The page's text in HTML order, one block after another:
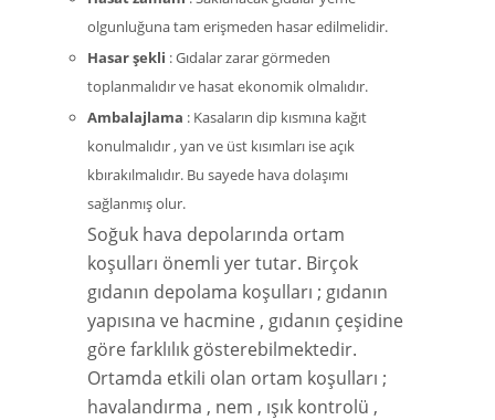
olgunluğuna tam erişmeden hasar edilmelidir.
Hasar şekli : Gıdalar zarar görmeden
toplanmalıdır ve hasat ekonomik olmalıdır.
Ambalajlama : Kasaların dip kısmına kağıt
konulmalıdır , yan ve üst kısımları ise açık
kbırakılmalıdır. Bu sayede hava dolaşımı
sağlanmış olur.
Soğuk hava depolarında ortam
koşulları önemli yer tutar. Birçok
gıdanın depolama koşulları ; gıdanın
yapısına ve hacmine , gıdanın çeşidine
göre farklılık gösterebilmektedir.
Ortamda etkili olan ortam koşulları ;
havalandırma , nem , ışık kontrolü ,